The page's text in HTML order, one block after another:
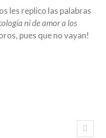
les replico las palabras
ni de amor a los
pues que no vayan!